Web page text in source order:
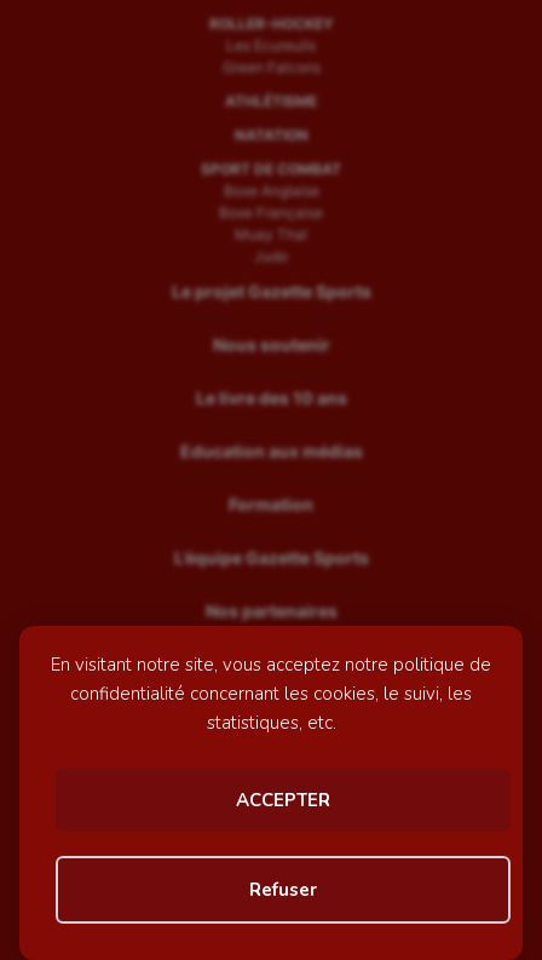
En visitant notre site, vous acceptez notre politique de
confidentialité concernant les cookies, le suivi, les
statistiques, etc.
ACCEPTER
Refuser
ROLLER-HOCKEY
Les Ecureuils
Green Falcons
ATHLÉTISME
NATATION
SPORT DE COMBAT
Boxe Anglaise
Boxe Française
Muay Thaï
Judo
Le projet Gazette Sports
Nous soutenir
Le livre des 10 ans
Education aux médias
Formation
L’équipe Gazette Sports
Nos partenaires
Recrutement
Mentions légales
© GazetteSports - 2026 | Site internet réalisé par
Awelty